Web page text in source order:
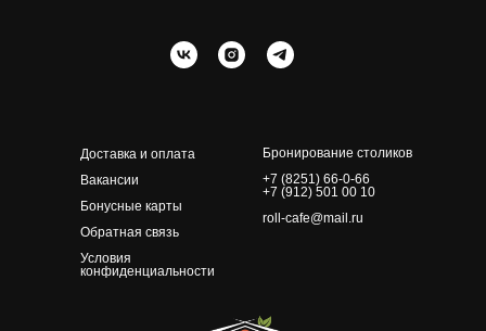
Бронирование столиков
+7 (8251) 66-0-66
+7 (912) 501 00 10
roll-cafe@mail.ru
Доставка и оплата
Вакансии
Бонусные карты
Обратная связь
Условия
конфиденциальности